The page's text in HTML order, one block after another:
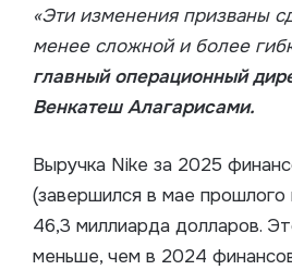
«Эти изменения призваны
менее сложной и более
главный операционный
Венкатеш Алагарисами.
Выручка Nike за 2025
(завершился в мае прошлого
46,3 миллиарда долларов.
меньше, чем в 2024